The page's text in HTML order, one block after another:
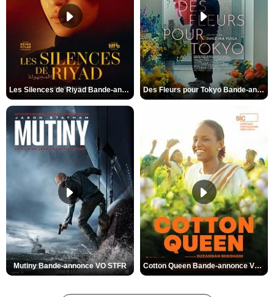
Les Silences de Riyad Bande-annonce VO STFR Des Fleurs pour Tokyo Bande-annonce VO STFR
Mutiny Bande-annonce VO STFR Cotton Queen Bande-annonce VO STFR